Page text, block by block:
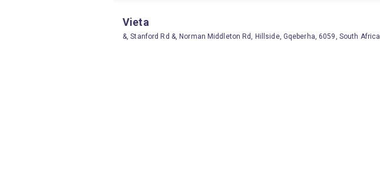
Vieta
&, Stanford Rd &, Norman Middleton Rd, Hillside, Gqeberha, 6059, South Africa